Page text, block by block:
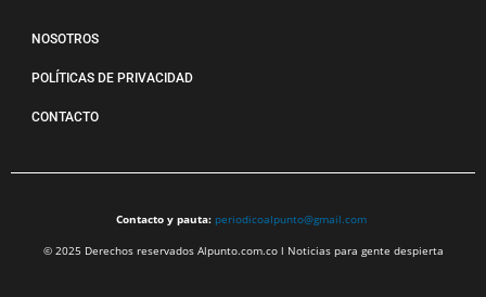
NOSOTROS
POLÍTICAS DE PRIVACIDAD
CONTACTO
Contacto y pauta: periodicoalpunto@gmail.com
© 2025 Derechos reservados Alpunto.com.co l Noticias para gente despierta